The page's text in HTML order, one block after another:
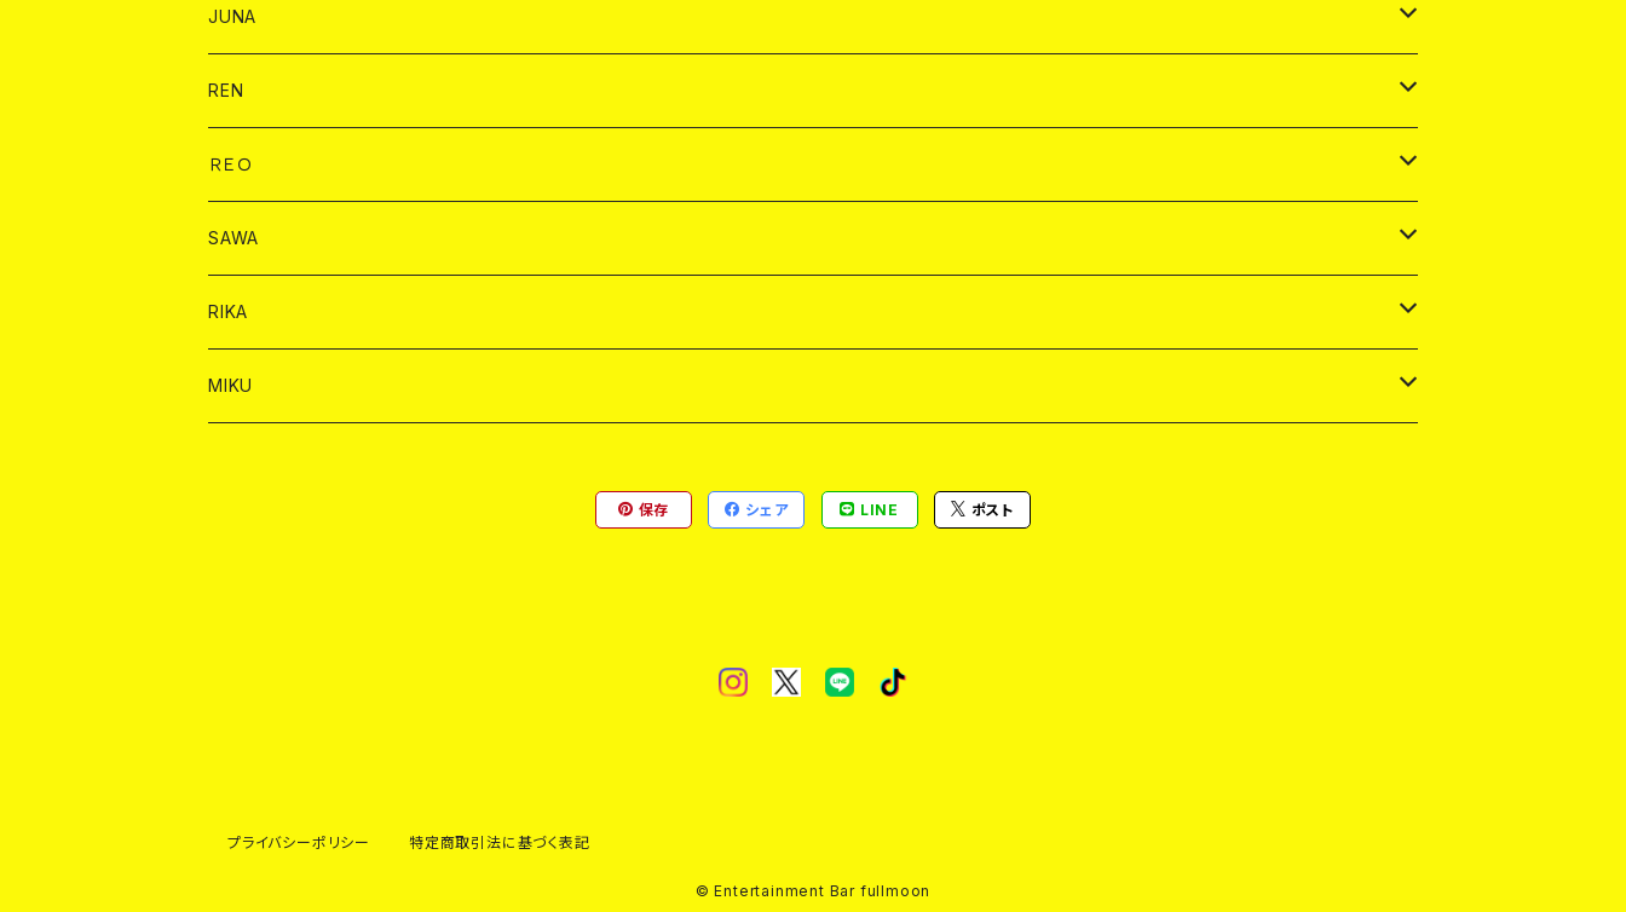
シャンパン
ドリンク
チェキ
ドリンク
ドリンク
ヤードグラス
チェキ
バイカ
ドリンク
ドリンク
シャンパン
チェキ
JUNA
バイカ
ドリンク
シャンパン
ヤードグラス
チェキ
REN
バイカ
ドリンク
ショット
シャンパン
チェキ
ＲＥＯ
ドリンク
シャンパン
ショット
バイカ
チェキ
SAWA
ドリンク
シャンパン
バイカ
RIKA
ドリンク
MIKU
保存 シェア LINE ポスト
プライバシーポリシー 特定商取引法に基づく表記
© Entertainment Bar fullmoon